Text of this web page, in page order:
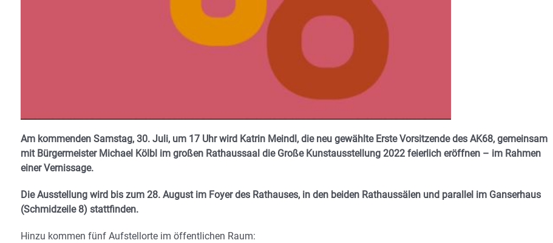
Am kommenden Samstag, 30. Juli, um 17 Uhr wird Katrin Meindl, die neu gewählte Erste Vorsitzende des AK68, gemeinsam
mit Bürgermeister Michael Kölbl im großen Rathaussaal die Große Kunstausstellung 2022 feierlich eröffnen – im Rahmen
einer Vernissage.
Die Ausstellung wird bis zum 28. August im Foyer des Rathauses, in den beiden Rathaussälen und parallel im Ganserhaus
(Schmidzeile 8) stattfinden.
Hinzu kommen fünf Aufstellorte im öffentlichen Raum: